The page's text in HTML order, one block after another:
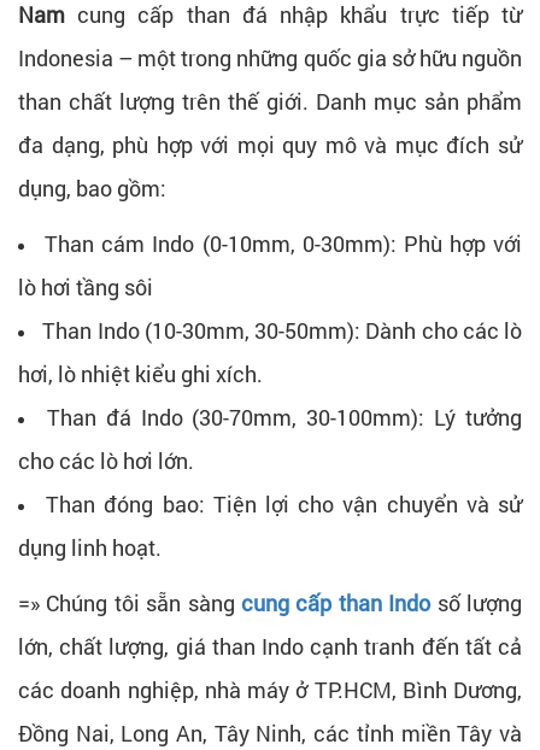
Nam cung cấp than đá nhập khẩu trực tiếp từ
Indonesia – một trong những quốc gia sở hữu nguồn
than chất lượng trên thế giới. Danh mục sản phẩm
đa dạng, phù hợp với mọi quy mô và mục đích sử
dụng, bao gồm:
Than cám Indo (0-10mm, 0-30mm): Phù hợp với
lò hơi tầng sôi
Than Indo (10-30mm, 30-50mm): Dành cho các lò
hơi, lò nhiệt kiểu ghi xích.
Than đá Indo (30-70mm, 30-100mm): Lý tưởng
cho các lò hơi lớn.
Than đóng bao: Tiện lợi cho vận chuyển và sử
dụng linh hoạt.
=» Chúng tôi sẵn sàng cung cấp than Indo số lượng
lớn, chất lượng, giá than Indo cạnh tranh đến tất cả
các doanh nghiệp, nhà máy ở TP.HCM, Bình Dương,
Đồng Nai, Long An, Tây Ninh, các tỉnh miền Tây và